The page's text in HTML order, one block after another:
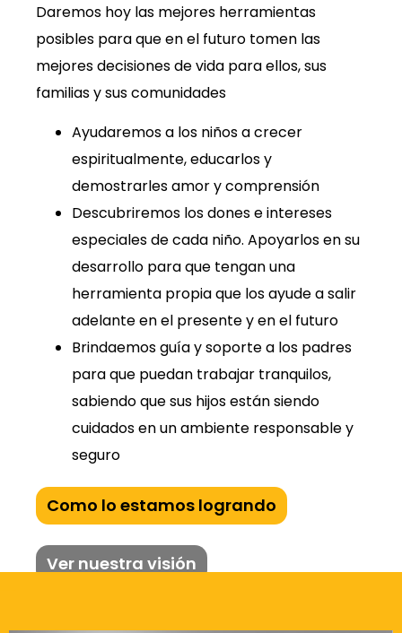
Daremos hoy las mejores herramientas
posibles para que en el futuro tomen las
mejores decisiones de vida para ellos, sus
familias y sus comunidades
Ayudaremos a los niños a crecer
espiritualmente, educarlos y
demostrarles amor y comprensión
Descubriremos los dones e intereses
especiales de cada niño. Apoyarlos en su
desarrollo para que tengan una
herramienta propia que los ayude a salir
adelante en el presente y en el futuro
Brindaemos guía y soporte a los padres
para que puedan trabajar tranquilos,
sabiendo que sus hijos están siendo
cuidados en un ambiente responsable y
seguro
Como lo estamos logrando
Ver nuestra visión